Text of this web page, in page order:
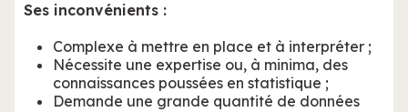
Ses inconvénients :
Complexe à mettre en place et à interpréter ;
Nécessite une expertise ou, à minima, des
connaissances poussées en statistique ;
Demande une grande quantité de données